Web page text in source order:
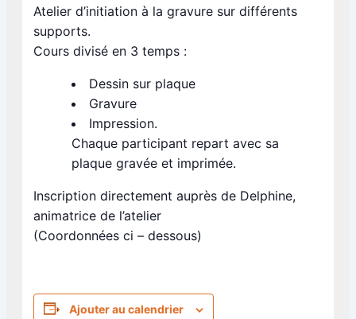
Atelier d’initiation à la gravure sur différents
supports.
Cours divisé en 3 temps :
Dessin sur plaque
Gravure
Impression.
Chaque participant repart avec sa
plaque gravée et imprimée.
Inscription directement auprès de Delphine,
animatrice de l’atelier
(Coordonnées ci – dessous)
Ajouter au calendrier